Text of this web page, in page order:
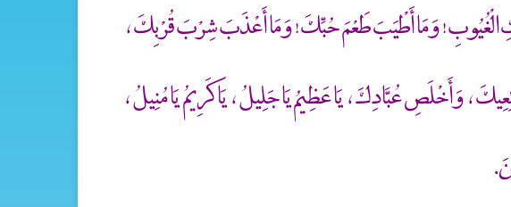
الْغُيُوبِ ! وَمَا أَطْيَبَ طَعْمَ حُبِّكَ ! وَمَا أَعْذَبَ شِرْبَ قُرْبِكَ ،
وَأَخْلَصِ عُبَّادِكَ ، يَا عَظِيمُ يَا جَلِيلُ ، يَا كَرِيمُ يَا مُنِيلُ ،